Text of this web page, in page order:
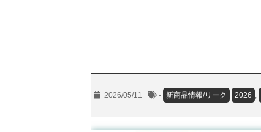
2026/05/11 - 新商品情報/リーク 2026 ,